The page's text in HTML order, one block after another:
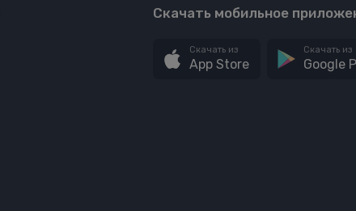
Скачать мобильное
Скачать из
App Store
Скачать из
Google